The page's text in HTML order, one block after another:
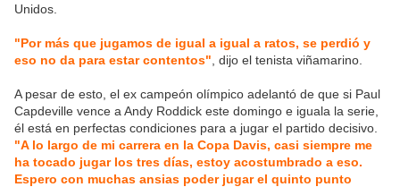
Unidos.
"Por más que jugamos de igual a igual a ratos, se perdió y
eso no da para estar contentos" , dijo el tenista viñamarino.
A pesar de esto, el ex campeón olímpico adelantó de que si Paul
Capdeville vence a Andy Roddick este domingo e iguala la serie,
él está en perfectas condiciones para a jugar el partido decisivo.
"A lo largo de mi carrera en la Copa Davis, casi siempre me
ha tocado jugar los tres días, estoy acostumbrado a eso.
Espero con muchas ansias poder jugar el quinto punto